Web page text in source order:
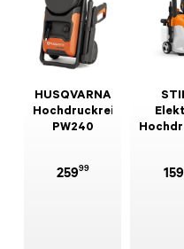
HUSQVARNA
Hochdruckreiniger
PW240
25999 159